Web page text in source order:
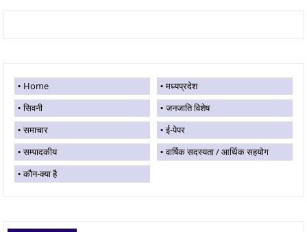
Home
मध्यप्रदेश
सिवनी
जनजाति विशेष
समाचार
ई-पेपर
सम्पादकीय
वार्षिक सदस्यता / आर्थिक सहयोग
कौन-क्या है